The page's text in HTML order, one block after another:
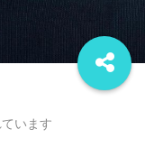
います